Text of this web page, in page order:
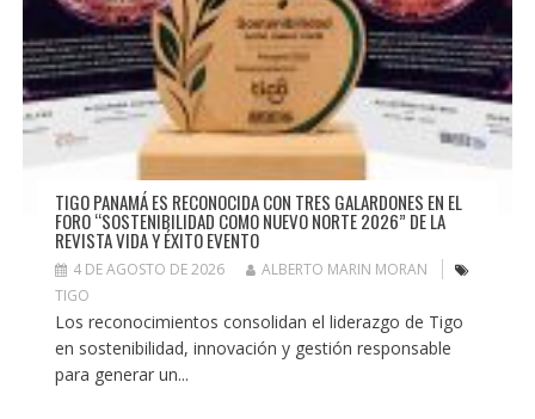
TIGO PANAMÁ ES RECONOCIDA CON TRES GALARDONES EN EL
FORO “SOSTENIBILIDAD COMO NUEVO NORTE 2026” DE LA
REVISTA VIDA Y ÉXITO EVENTO
4 DE AGOSTO DE 2026
ALBERTO MARIN MORAN
TIGO
Los reconocimientos consolidan el liderazgo de Tigo
en sostenibilidad, innovación y gestión responsable
para generar un...